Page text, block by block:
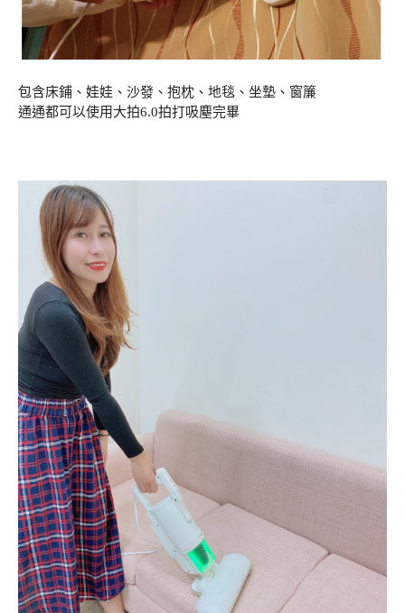
包含床鋪、娃娃、沙發、抱枕、地毯、坐墊、窗簾
通通都可以使用大拍6.0拍打吸塵完畢